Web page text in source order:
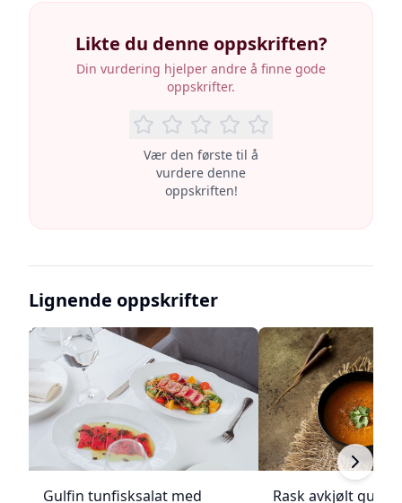
Likte du denne oppskriften?
Din vurdering hjelper andre å finne gode
oppskrifter.
Vær den første til å
vurdere denne
oppskriften!
Lignende oppskrifter
Gulfin tunfisksalat med
Rask avkjølt